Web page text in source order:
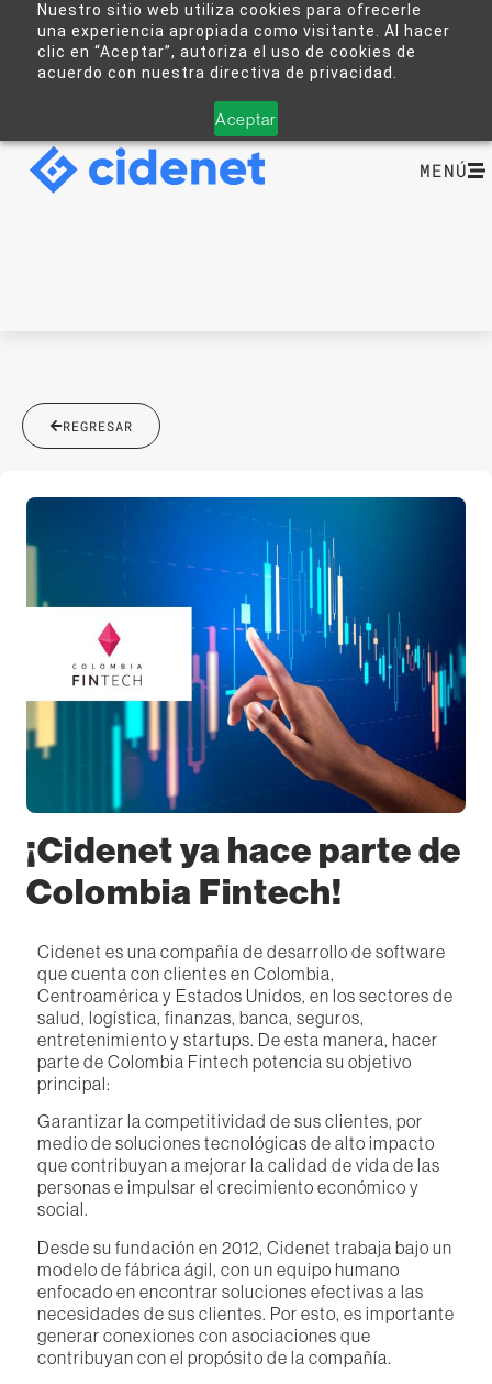
Nuestro sitio web utiliza cookies para ofrecerle
una experiencia apropiada como visitante. Al hacer
clic en “Aceptar”, autoriza el uso de cookies de
acuerdo con nuestra directiva de privacidad.
Aceptar
MENÚ
REGRESAR
¡Cidenet ya hace parte de
Colombia Fintech!
Cidenet es una compañía de desarrollo de software
que cuenta con clientes en Colombia,
Centroamérica y Estados Unidos, en los sectores de
salud, logística, finanzas, banca, seguros,
entretenimiento y startups. De esta manera, hacer
parte de Colombia Fintech potencia su objetivo
principal:
Garantizar la competitividad de sus clientes, por
medio de soluciones tecnológicas de alto impacto
que contribuyan a mejorar la calidad de vida de las
personas e impulsar el crecimiento económico y
social.
Desde su fundación en 2012, Cidenet trabaja bajo un
modelo de fábrica ágil, con un equipo humano
enfocado en encontrar soluciones efectivas a las
necesidades de sus clientes. Por esto, es importante
generar conexiones con asociaciones que
contribuyan con el propósito de la compañía.